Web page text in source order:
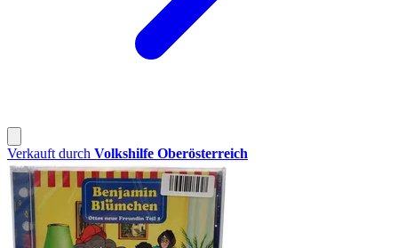
Verkauft durch Volkshilfe Oberösterreich